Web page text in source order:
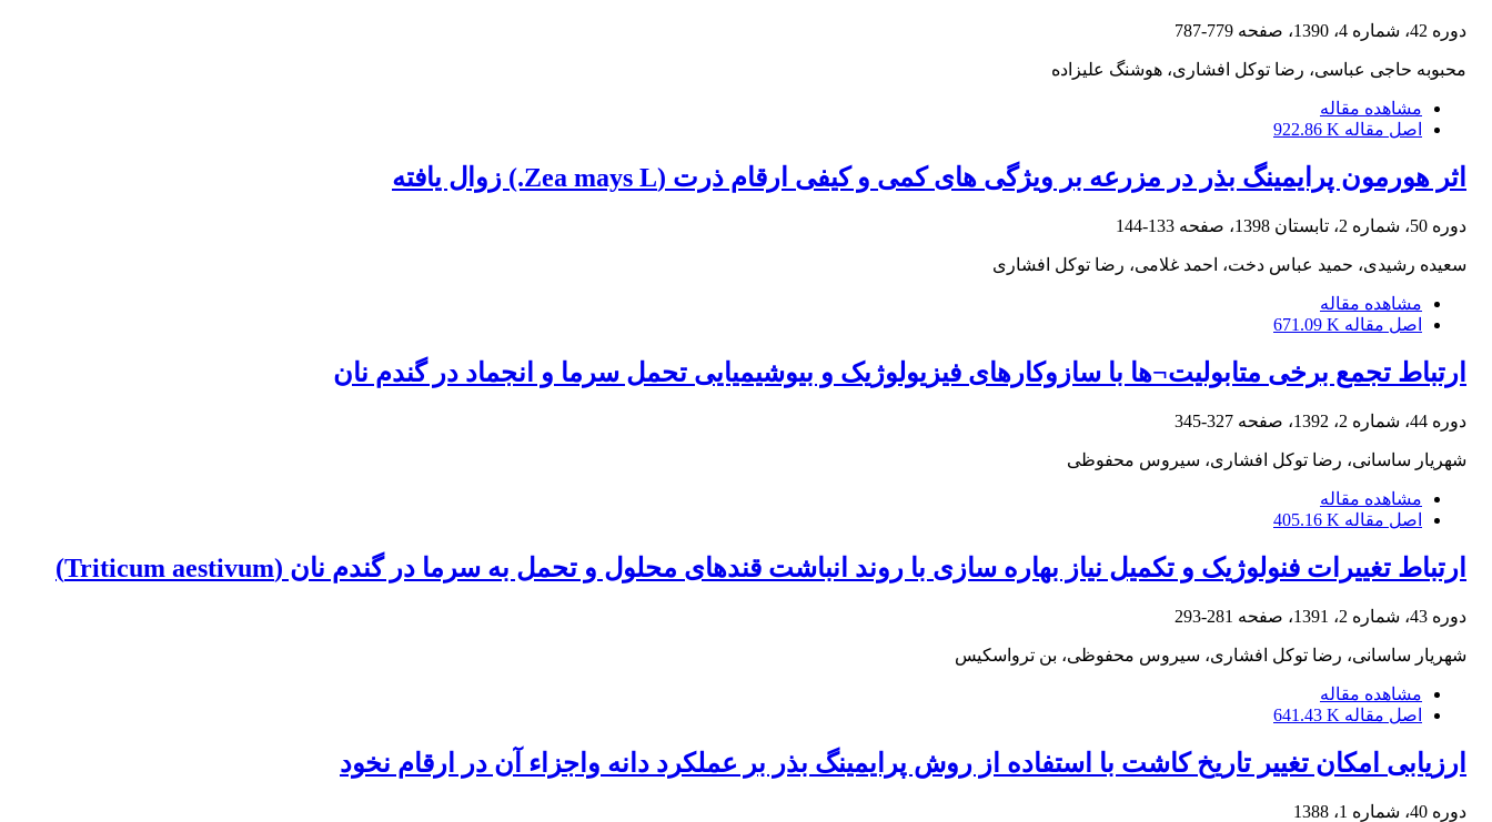
دوره 42، شماره 4، 1390، صفحه 779-787
محبوبه حاجی عباسی، رضا توکل افشاری، هوشنگ علیزاده
مشاهده مقاله
اصل مقاله 922.86 K
اثر هورمون پرایمینگ بذر در مزرعه بر ویژگی های کمی و کیفی ارقام ذرت (Zea mays L.) زوال یافته
دوره 50، شماره 2، تابستان 1398، صفحه 133-144
سعیده رشیدی، حمید عباس دخت، احمد غلامی، رضا توکل افشاری
مشاهده مقاله
اصل مقاله 671.09 K
ارتباط تجمع برخی متابولیت¬ها با سازوکارهای فیزیولوژیک و بیوشیمیایی تحمل سرما و انجماد در گندم نان
دوره 44، شماره 2، 1392، صفحه 327-345
شهریار ساسانی، رضا توکل افشاری، سیروس محفوظی
مشاهده مقاله
اصل مقاله 405.16 K
ارتباط تغییرات فنولوژیک و تکمیل نیاز بهاره سازی با روند انباشت قندهای محلول و تحمل به سرما در گندم نان (Triticum aestivum)
دوره 43، شماره 2، 1391، صفحه 281-293
شهریار ساسانی، رضا توکل افشاری، سیروس محفوظی، بن ترواسکیس
مشاهده مقاله
اصل مقاله 641.43 K
ارزیابی امکان تغییر تاریخ کاشت با استفاده از روش پرایمینگ بذر بر عملکرد دانه واجزاء آن در ارقام نخود
دوره 40، شماره 1، 1388